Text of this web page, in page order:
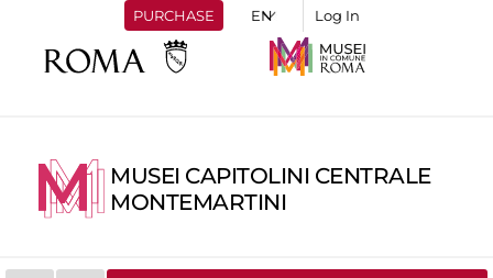
PURCHASE Log In
MUSEI CAPITOLINI CENTRALE
MONTEMARTINI